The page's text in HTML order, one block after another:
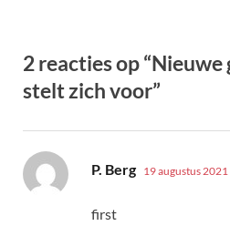
2 reacties op
stelt zich voor”
P. Berg schreef:
19 augustus
first